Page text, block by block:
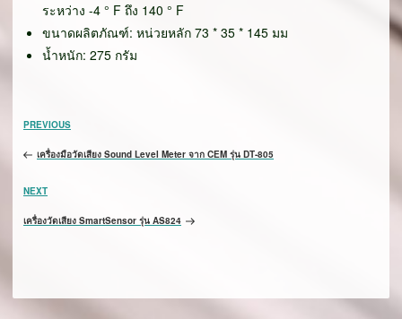
ระหว่าง -4 ° F ถึง 140 ° F
ขนาดผลิตภัณฑ์: หน่วยหลัก 73 * 35 * 145 มม
น้ำหนัก: 275 กรัม
นำทาง
เรื่อง
Previous
Post
PREVIOUS
เครื่องมือวัดเสียง Sound Level Meter จาก CEM รุ่น DT-805
Next
Post
NEXT
เครื่องวัดเสียง SmartSensor รุ่น AS824